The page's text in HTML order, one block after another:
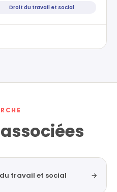
Droit du travail et social
travail et social →